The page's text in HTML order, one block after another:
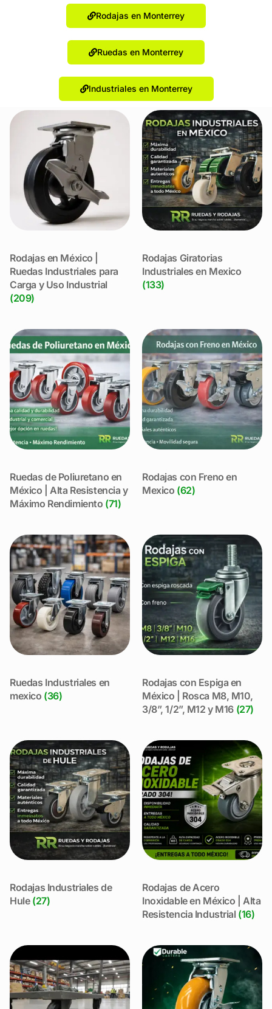
Rodajas en Monterrey
Ruedas en Monterrey
Industriales en Monterrey
Rodajas en México |
Ruedas Industriales para
Carga y Uso Industrial
(209)
Rodajas Giratorias
Industriales en Mexico
(133)
Ruedas de Poliuretano en
México | Alta Resistencia y
Máximo Rendimiento (71)
Rodajas con Freno en
Mexico (62)
Ruedas Industriales en
mexico (36)
Rodajas con Espiga en
México | Rosca M8, M10,
3/8”, 1/2”, M12 y M16 (27)
Rodajas Industriales de
Hule (27)
Rodajas de Acero
Inoxidable en México | Alta
Resistencia Industrial (16)